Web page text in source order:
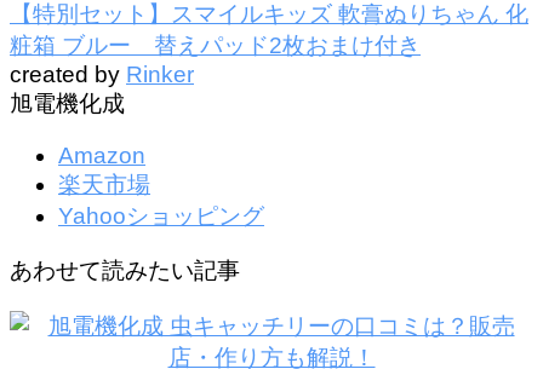
【特別セット】スマイルキッズ 軟膏ぬりちゃん 化
粧箱 ブルー 替えパッド2枚おまけ付き
created by Rinker
旭電機化成
Amazon
楽天市場
Yahooショッピング
あわせて読みたい記事